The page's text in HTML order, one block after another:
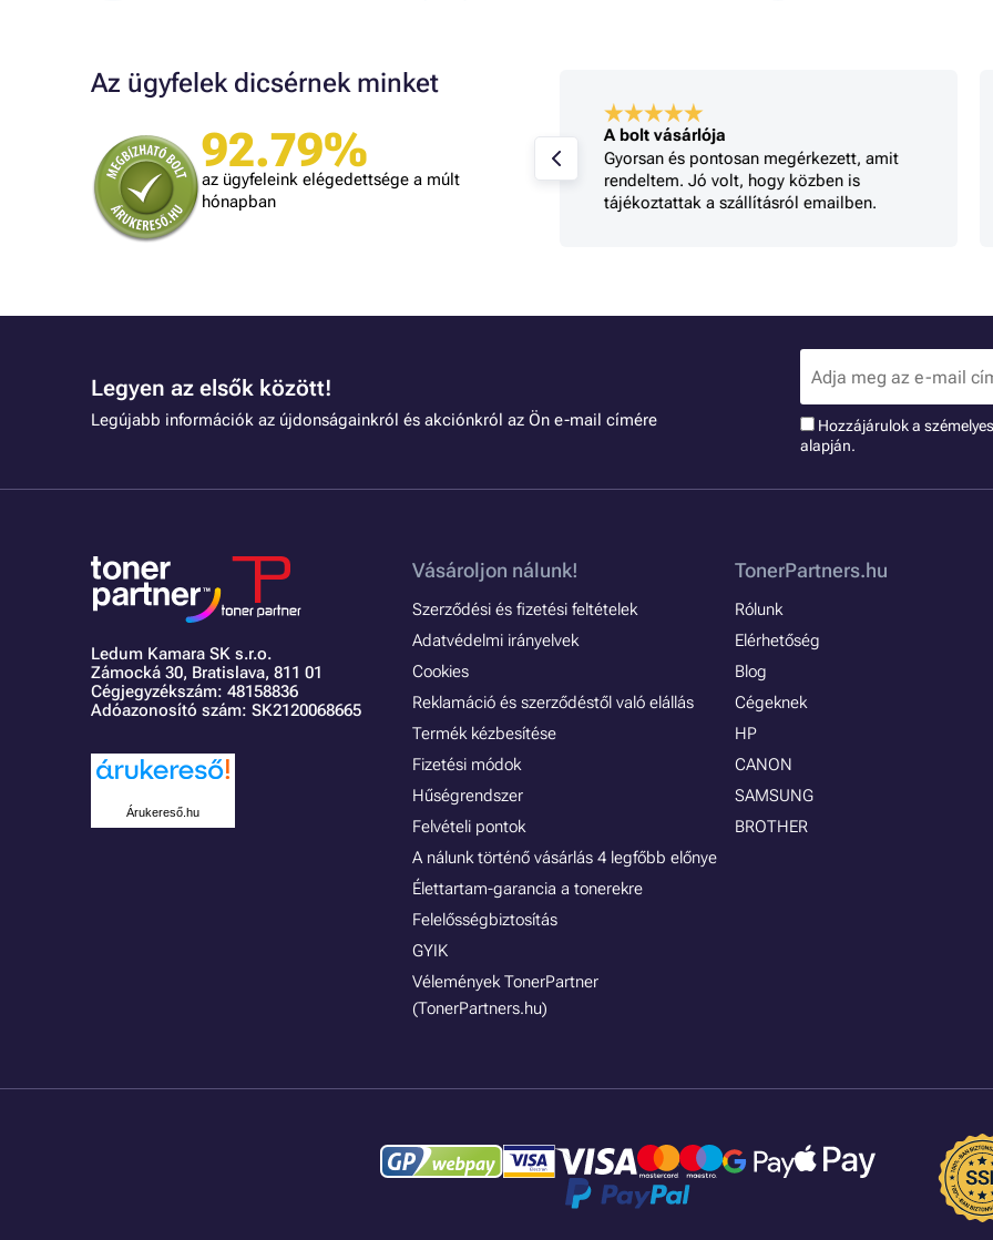
Az ügyfelek dicsérnek minket
92.79%
az ügyfeleink elégedettsége a múlt
hónapban
Judit
A kiszállítás kicsit lassú volt, egyébként
mindennel meg vagyok elégedve!
A bolt vásárlója
Gyorsan és pontosan megérkezett, amit
rendeltem. Jó volt, hogy közben is
tájékoztattak a szállításról emailben.
Legyen az elsők között!
Legújabb információk az újdonságainkról és akciónkról az Ön e-mail címére Hozzájárulok a
alapján.
Ledum Kamara SK s.r.o.
Zámocká 30, Bratislava, 811 01
Cégjegyzékszám: 48158836
Adóazonosító szám: SK2120068665
Árukereső.hu
Vásároljon nálunk!
Szerződési és fizetési feltételek
Adatvédelmi irányelvek
Cookies
Reklamáció és szerződéstől való elállás
Termék kézbesítése
Fizetési módok
Hűségrendszer
Felvételi pontok
A nálunk történő vásárlás 4 legfőbb előnye
Élettartam-garancia a tonerekre
Felelősségbiztosítás
GYIK
Vélemények TonerPartner
(TonerPartners.hu)
TonerPartners.hu
Rólunk
Elérhetőség
Blog
Cégeknek
HP
CANON
SAMSUNG
BROTHER